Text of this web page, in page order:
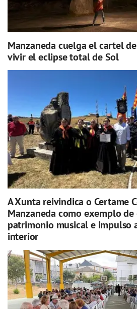
Manzaneda cuelga el cartel
vivir el eclipse total de Sol
A Xunta reivindica o Certame
Manzaneda como exemplo
patrimonio musical e impulso
interior